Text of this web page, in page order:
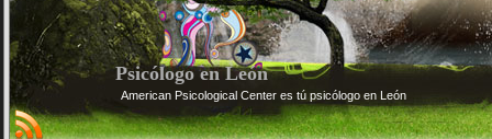
Psicólogo en León
American Psicological Center es tú psicólogo en León